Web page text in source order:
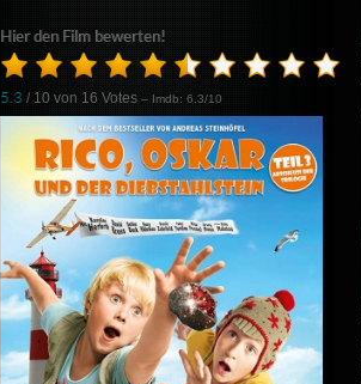
Hier den Film bewerten!
5.3 / 10 von 16 Votes – Imdb: 6.3/10